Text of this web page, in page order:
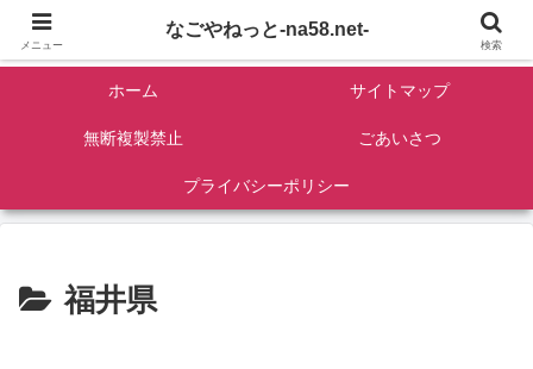
名古屋を中心に全国観光名所紹介/バンコンDIY/ゴロマル・よっちゃん夫婦のド
ホーム サイトマップ
無断複製禁止 ごあいさつ
プライバシーポリシー
福井県
メニュー
なごやねっと-na58.net-
検索